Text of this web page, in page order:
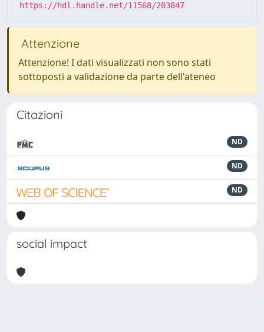
https://hdl.handle.net/11568/203847
Attenzione
Attenzione! I dati visualizzati non sono stati
sottoposti a validazione da parte dell'ateneo
Citazioni
ND
ND
ND
social impact